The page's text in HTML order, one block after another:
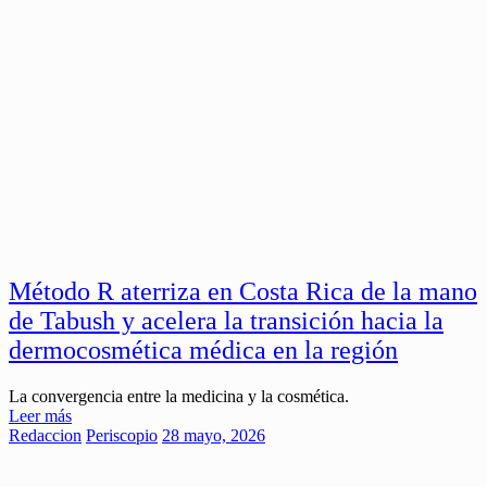
Método R aterriza en Costa Rica de la mano
de Tabush y acelera la transición hacia la
dermocosmética médica en la región
La convergencia entre la medicina y la cosmética.
Leer más
Redaccion Periscopio 28 mayo, 2026